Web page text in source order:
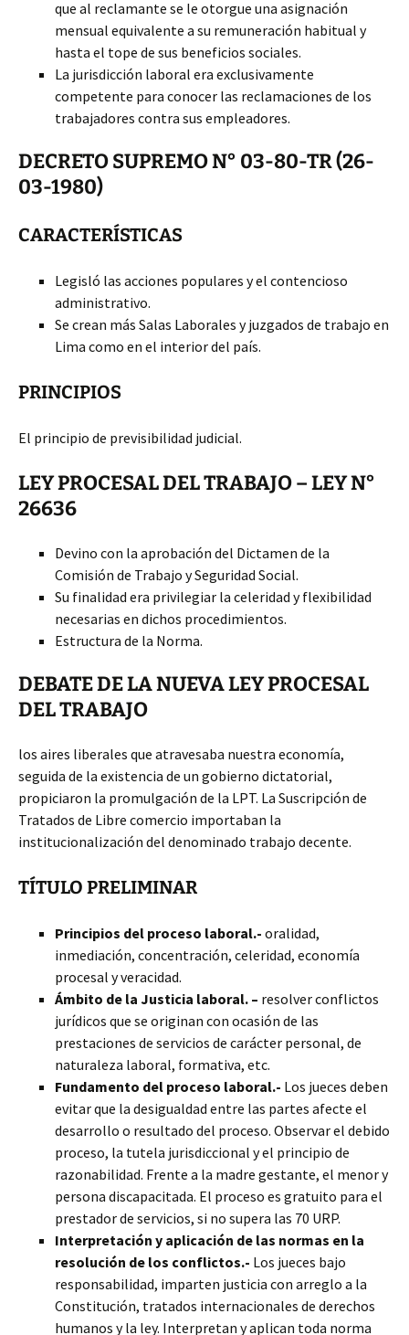
que al reclamante se le otorgue una asignación
mensual equivalente a su remuneración habitual y
hasta el tope de sus beneficios sociales.
La jurisdicción laboral era exclusivamente
competente para conocer las reclamaciones de los
trabajadores contra sus empleadores.
DECRETO SUPREMO N° 03-80-TR (26-
03-1980)
CARACTERÍSTICAS
Legisló las acciones populares y el contencioso
administrativo.
Se crean más Salas Laborales y juzgados de trabajo en
Lima como en el interior del país.
PRINCIPIOS
El principio de previsibilidad judicial.
LEY PROCESAL DEL TRABAJO – LEY N°
26636
Devino con la aprobación del Dictamen de la
Comisión de Trabajo y Seguridad Social.
Su finalidad era privilegiar la celeridad y flexibilidad
necesarias en dichos procedimientos.
Estructura de la Norma.
DEBATE DE LA NUEVA LEY PROCESAL
DEL TRABAJO
los aires liberales que atravesaba nuestra economía,
seguida de la existencia de un gobierno dictatorial,
propiciaron la promulgación de la LPT. La Suscripción de
Tratados de Libre comercio importaban la
institucionalización del denominado trabajo decente.
TÍTULO PRELIMINAR
Principios del proceso laboral.- oralidad,
inmediación, concentración, celeridad, economía
procesal y veracidad.
Ámbito de la Justicia laboral. – resolver conflictos
jurídicos que se originan con ocasión de las
prestaciones de servicios de carácter personal, de
naturaleza laboral, formativa, etc.
Fundamento del proceso laboral.- Los jueces deben
evitar que la desigualdad entre las partes afecte el
desarrollo o resultado del proceso. Observar el debido
proceso, la tutela jurisdiccional y el principio de
razonabilidad. Frente a la madre gestante, el menor y
persona discapacitada. El proceso es gratuito para el
prestador de servicios, si no supera las 70 URP.
Interpretación y aplicación de las normas en la
resolución de los conflictos.- Los jueces bajo
responsabilidad, imparten justicia con arreglo a la
Constitución, tratados internacionales de derechos
humanos y la ley. Interpretan y aplican toda norma